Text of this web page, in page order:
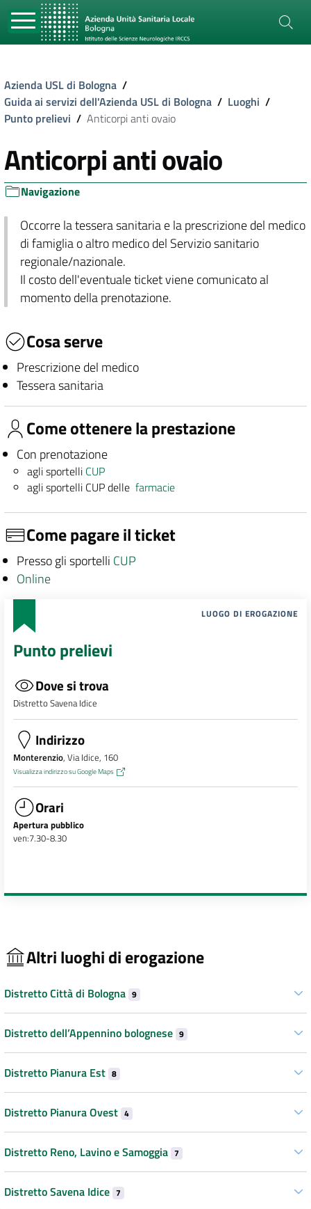
Azienda USL di Bologna /
Guida ai servizi dell'Azienda USL di Bologna / Luoghi /
Punto prelievi / Anticorpi anti ovaio
Anticorpi anti ovaio
Navigazione
Occorre la tessera sanitaria e la prescrizione del medico
di famiglia o altro medico del Servizio sanitario
regionale/nazionale.
Il costo dell'eventuale ticket viene comunicato al
momento della prenotazione.
Cosa serve
Prescrizione del medico
Tessera sanitaria
Come ottenere la prestazione
Con prenotazione
agli sportelli CUP
agli sportelli CUP dellefarmacie
Come pagare il ticket
Presso gli sportelli CUP
Online
LUOGO DI EROGAZIONE
Punto prelievi
Dove si trova
Distretto Savena Idice
Indirizzo
Monterenzio, Via Idice, 160
Visualizza indirizzo su Google Maps
Orari
Apertura pubblico
ven:7.30-8.30
Altri luoghi di erogazione
Distretto Città di Bologna 9
Distretto dell’Appennino bolognese 9
Distretto Pianura Est 8
Distretto Pianura Ovest 4
Distretto Reno, Lavino e Samoggia 7
Distretto Savena Idice 7